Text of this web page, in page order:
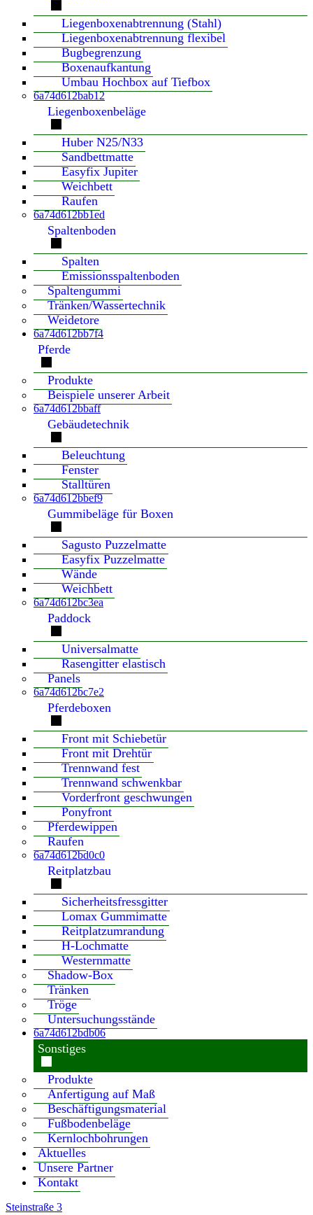
Liegenboxenabtrennung (Stahl)
Liegenboxenabtrennung flexibel
Bugbegrenzung
Boxenaufkantung
Umbau Hochbox auf Tiefbox
6a74d612bab12
Liegenboxenbeläge
Huber N25/N33
Sandbettmatte
Easyfix Jupiter
Weichbett
Raufen
6a74d612bb1ed
Spaltenboden
Spalten
Emissionsspaltenboden
Spaltengummi
Tränken/Wassertechnik
Weidetore
6a74d612bb7f4
Pferde
Produkte
Beispiele unserer Arbeit
6a74d612bbaff
Gebäudetechnik
Beleuchtung
Fenster
Stalltüren
6a74d612bbef9
Gummibeläge für Boxen
Sagusto Puzzelmatte
Easyfix Puzzelmatte
Wände
Weichbett
6a74d612bc3ea
Paddock
Universalmatte
Rasengitter elastisch
Panels
6a74d612bc7e2
Pferdeboxen
Front mit Schiebetür
Front mit Drehtür
Trennwand fest
Trennwand schwenkbar
Vorderfront geschwungen
Ponyfront
Pferdewippen
Raufen
6a74d612bd0c0
Reitplatzbau
Sicherheitsfressgitter
Lomax Gummimatte
Reitplatzumrandung
H-Lochmatte
Westernmatte
Shadow-Box
Tränken
Tröge
Untersuchungsstände
6a74d612bdb06
Sonstiges
Produkte
Anfertigung auf Maß
Beschäftigungsmaterial
Fußbodenbeläge
Kernlochbohrungen
Aktuelles
Unsere Partner
Kontakt
Steinstraße 3